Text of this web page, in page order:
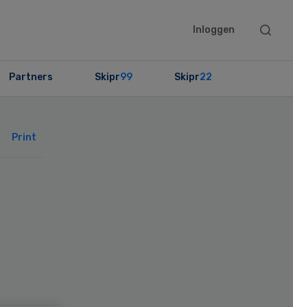
Inloggen
Search
Partners Skipr99 Skipr22
Print